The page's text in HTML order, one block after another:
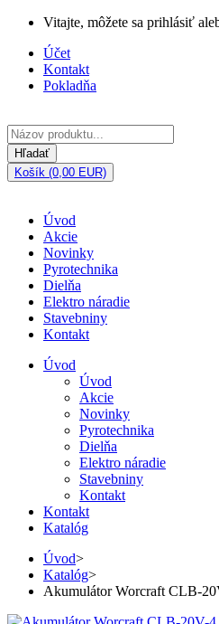
Vitajte, môžete sa prihlásiť
Účet
Kontakt
Pokladňa
Hľadať
Košík (0,00 EUR)
Úvod
Akcie
Novinky
Pyrotechnika
Dielňa
Elektro náradie
Stavebniny
Kontakt
Úvod
Úvod
Akcie
Novinky
Pyrotechnika
Dielňa
Elektro náradie
Stavebniny
Kontakt
Kontakt
Katalóg
Úvod>
Katalóg>
Akumulátor Worcraft CLB-